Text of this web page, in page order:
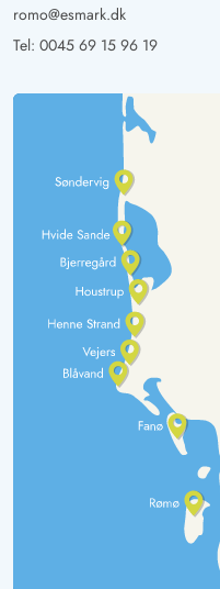
romo@esmark.dk
Tel: 0045 69 15 96 19